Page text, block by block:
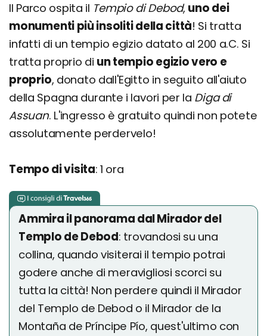
Il Parco ospita il Tempio di Debod, uno dei
monumenti più insoliti della città! Si tratta
infatti di un tempio egizio datato al 200 a.C. Si
tratta proprio di un tempio egizio vero e
proprio, donato dall'Egitto in seguito all'aiuto
della Spagna durante i lavori per la Diga di
Assuan. L'ingresso è gratuito quindi non potete
assolutamente perdervelo!
Tempo di visita: 1 ora
Ammira il panorama dal Mirador del
Templo de Debod: trovandosi su una
collina, quando visiterai il tempio potrai
godere anche di meravigliosi scorci su
tutta la città! Non perdere quindi il Mirador
del Templo de Debod o il Mirador de la
Montaña de Príncipe Pío, quest'ultimo con